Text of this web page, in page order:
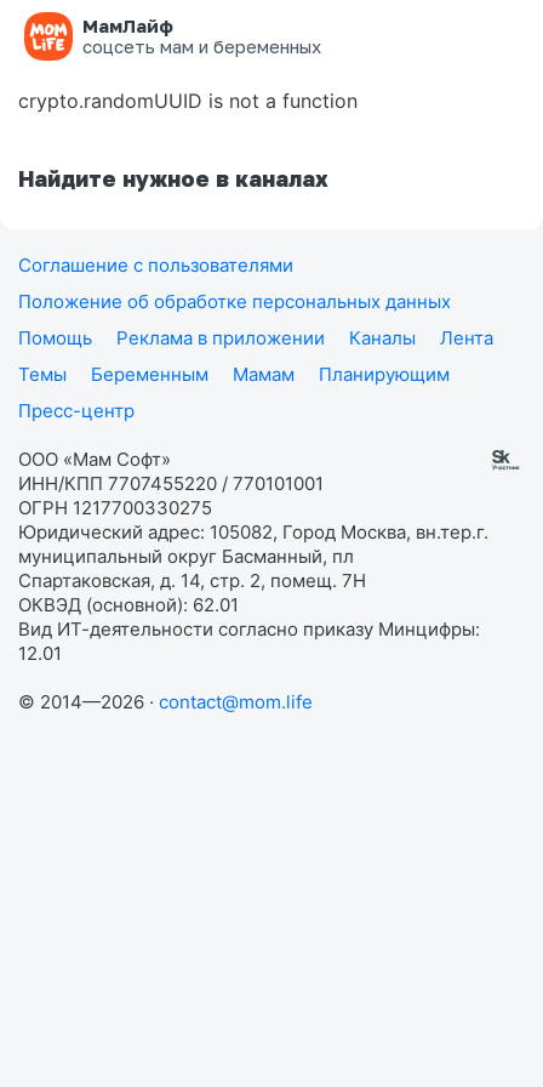
МамЛайф
соцсеть мам и беременных
Ошибка на странице
crypto.randomUUID is not a function
Найдите нужное в каналах
Соглашение с пользователями
Положение об обработке персональных данных
Помощь
Реклама в приложении Каналы
Лента
Темы
Беременным Мамам
Планирующим
Пресс-центр
ООО «Мам Софт»
ИНН/КПП 7707455220 / 770101001
ОГРН 1217700330275
Юридический адрес: 105082, Город Москва, вн.тер.г.
муниципальный округ Басманный, пл
Спартаковская, д. 14, стр. 2, помещ. 7Н
ОКВЭД (основной): 62.01
Вид ИТ-деятельности согласно приказу Минцифры:
12.01
© 2014—2026 · contact@mom.life